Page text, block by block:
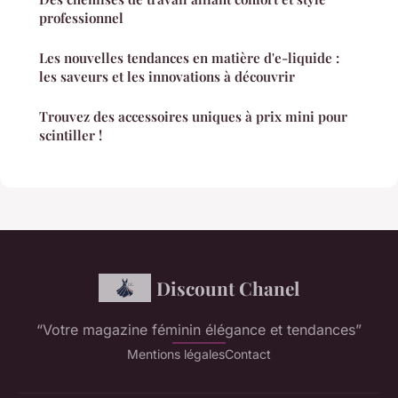
professionnel
Les nouvelles tendances en matière d'e-liquide :
les saveurs et les innovations à découvrir
Trouvez des accessoires uniques à prix mini pour
scintiller !
Discount Chanel
“Votre magazine féminin élégance et tendances”
Mentions légalesContact